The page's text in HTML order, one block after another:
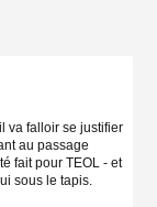
va falloir se justifier
au passage
fait pour TEOL - et
sous le tapis.